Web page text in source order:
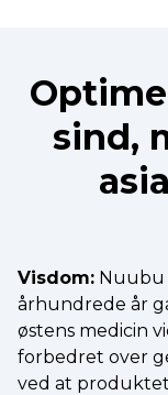
sind,
Visdom: Nuubu
århundrede år
østens medicin
forbedret over
ved at produktet